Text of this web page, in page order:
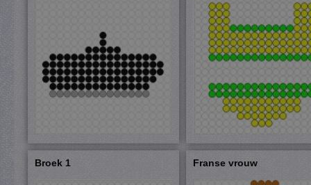
Broek 1 Franse vrouw